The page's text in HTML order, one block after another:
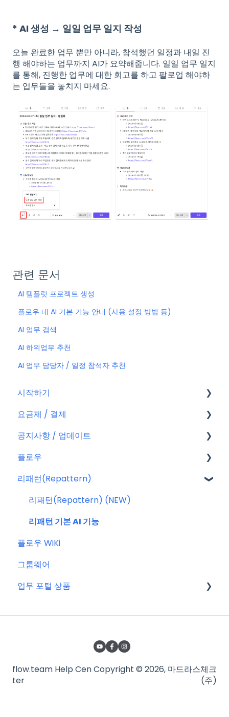
* AI 생성 → 일일 업무 일지 작성
오늘 완료한 업무 뿐만 아니라, 참석했던 일정과 내일 진
행 해야하는 업무까지 AI가 요약해줍니다. 일일 업무 일지
를 통해, 진행한 업무에 대한 회고를 하고 팔로업 해야하
는 업무들을 놓치지 마세요.
관련 문서
AI 템플릿 프로젝트 생성
플로우 내 AI 기본 기능 안내 (사용 설정 방법 등)
AI 업무 검색
AI 하위업무 추천
AI 업무 담당자 / 일정 참석자 추천
시작하기
회원가입
플로우 계정
요금제 / 결제
요금제
결제
결제 관련 자주 묻는 질문
공지사항 / 업데이트
공지사항
특별 프로모션
신규 업데이트 (PC&서버)
서버 작업
KT cloud BizWorks 서버 작업
공지 관련 자주 묻는 질문
플로우
플로우 관리자(어드민)
프로젝트 이해하기
프로젝트 템플릿
프로젝트 관리하는 방법
게시글 공통 기능
글
비즈니스 요금제 전용 기능 🚀
파일함
리패턴(Repattern)
리패턴(Repattern) (NEW)
리패턴 기본 AI 기능
플로우 WiKi
그룹웨어
업무 포털 상품
타임인아웃(근태관리서비스)
flow.team Help Cen
ter
Copyright © 2026, 마드라스체크
(주)